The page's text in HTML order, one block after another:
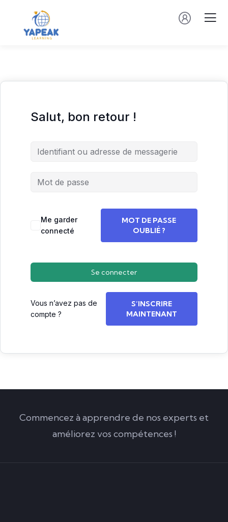
Salut, bon retour !
Me garder
connecté
MOT DE PASSE
OUBLIÉ ?
Se connecter
Vous n’avez pas de
compte ?
S’INSCRIRE
MAINTENANT
Commencez à apprendre de nos experts et
améliorez vos compétences !